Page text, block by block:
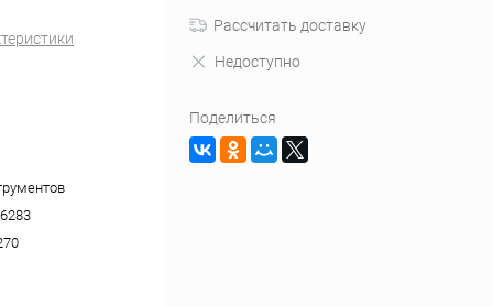
Рассчитать доставку
Недоступно
Поделиться